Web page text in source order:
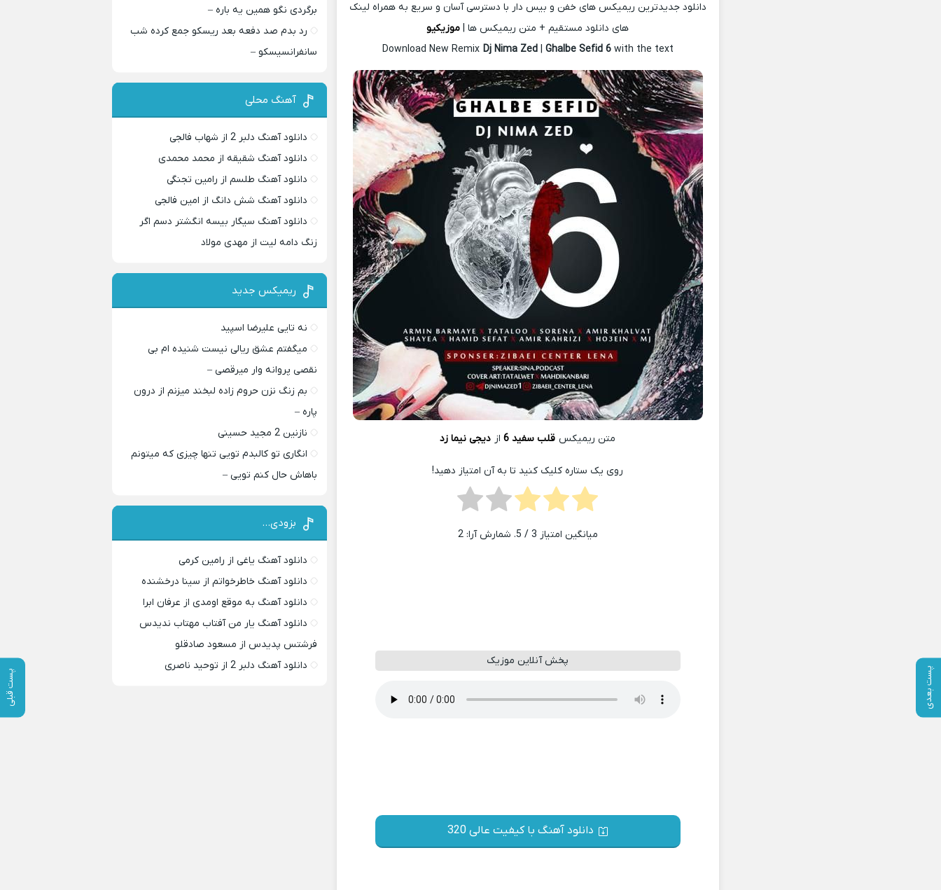
پست بعدی پست قبلی
دانلود جدیدترین ریمیکس های خفن و بیس دار با دسترسی آسان و سریع به همراه لینک
های دانلود مستقیم + متن ریمیکس ها | موزیکیو
Download New Remix Dj Nima Zed| Ghalbe Sefid 6 with the text
متن ریمیکس قلب سفید 6 از دیجی نیما زد
روی یک ستاره کلیک کنید تا به آن امتیاز دهید!
میانگین امتیاز 3 / 5. شمارش آرا: 2
پخش آنلاین موزیک
دانلود آهنگ با کیفیت عالی 320
برگردی نگو همین یه باره –
رد بدم صد دفعه بعد ریسکو جمع کرده شب
سانفرانسیسکو –
آهنگ محلی
دانلود آهنگ دلبر 2 از شهاب فالجی
دانلود آهنگ شقیقه از محمد محمدی
دانلود آهنگ طلسم از رامین تجنگی
دانلود آهنگ شش دانگ از امین فالجی
دانلود آهنگ سیگار بیسه انگشتر دسم اگر
زنگ دامه لیت از مهدی مولاد
ریمیکس جدید
نه تایی علیرضا اسپید
میگفتم عشق ریالی نیست شنیده ام بی
نقصی پروانه وار میرقصی –
بم زنگ نزن حروم زاده لبخند میزنم از درون
پاره –
نازنین 2 مجید حسینی
انگاری تو کالبدم تویی تنها چیزی که میتونم
باهاش حال کنم تویی –
بزودی…
دانلود آهنگ یاغی از رامین کرمی
دانلود آهنگ خاطرخواتم از سینا درخشنده
دانلود آهنگ به موقع اومدی از عرفان ابرا
دانلود آهنگ یار من آفتاب مهتاب ندیدس
فرشتس پدیدس از مسعود صادقلو
دانلود آهنگ دلبر 2 از توحید ناصری